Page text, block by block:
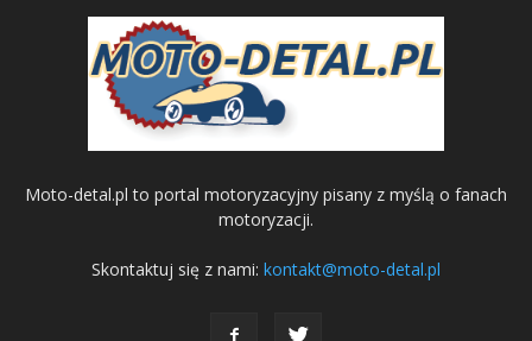
Moto-detal.pl to portal motoryzacyjny pisany z myślą o fanach
motoryzacji.
Skontaktuj się z nami: kontakt@moto-detal.pl